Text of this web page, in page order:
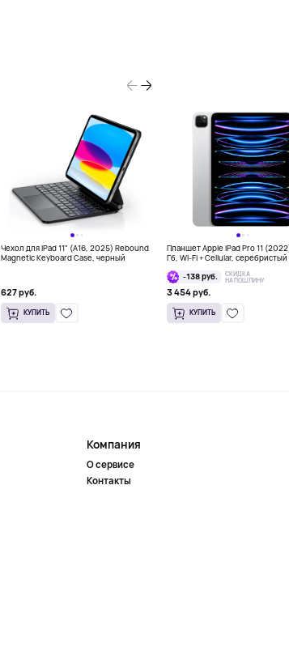
Чехол для iPad 11" (A16, 2025) Rebound
Magnetic Keyboard Case, черный
627 руб.
КУПИТЬ
Планшет Apple iPad Pro 11
Гб, Wi-Fi + Cellular, серебристый
-138 руб.
СКИДКА
НА ПОШЛИНУ
3 454 руб.
КУПИТЬ
Компания
О сервисе
Контакты